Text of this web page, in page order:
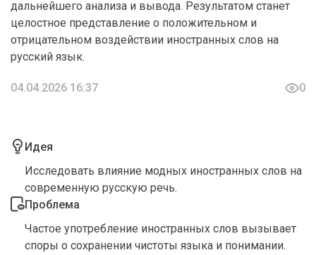
дальнейшего анализа и вывода. Результатом станет
целостное представление о положительном и
отрицательном воздействии иностранных слов на
русский язык.
04.04.2026 16:37 0
Идея
Исследовать влияние модных иностранных слов на
современную русскую речь.
Проблема
Частое употребление иностранных слов вызывает
споры о сохранении чистоты языка и понимании.